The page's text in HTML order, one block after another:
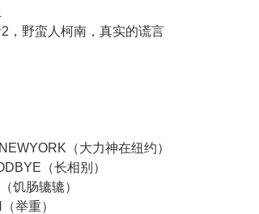
野蛮人柯南，真实的谎言
（大力神在纽约）
（长相别）
肠辘辘）
举重）